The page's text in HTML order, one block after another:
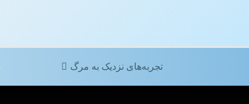
تجربه‌های نزدیک به مرگ